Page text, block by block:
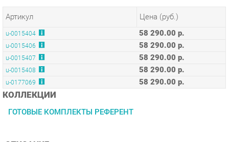
u-0015404 58 290.00 р.
u-0015406 58 290.00 р.
u-0015407 58 290.00 р.
u-0015408 58 290.00 р.
u-0177069 58 290.00 р.
КОЛЛЕКЦИИ
ГОТОВЫЕ КОМПЛЕКТЫ РЕФЕРЕНТ
ОПИСАНИЕ